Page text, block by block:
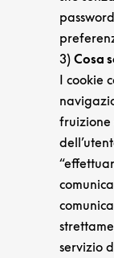
3) Cosa
I cookie
fruizione
servizio